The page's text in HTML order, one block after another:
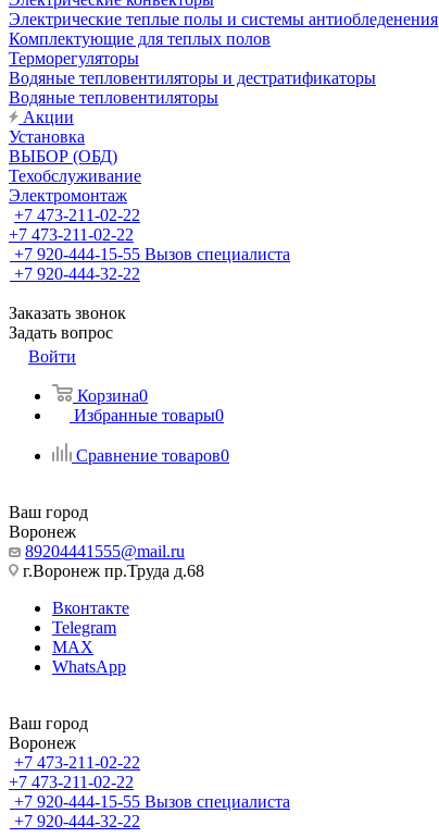
Электрические теплые полы и системы антиобледенения
Комплектующие для теплых полов
Терморегуляторы
Водяные тепловентиляторы и дестратификаторы
Водяные тепловентиляторы
Акции
Установка
ВЫБОР (ОБД)
Техобслуживание
Электромонтаж
+7 473-211-02-22
+7 473-211-02-22
+7 920-444-15-55 Вызов специалиста
+7 920-444-32-22
Заказать звонок
Задать вопрос
Войти
Корзина0
Избранные товары0
Сравнение товаров0
Ваш город
Воронеж
89204441555@mail.ru
г.Воронеж пр.Труда д.68
Вконтакте
Telegram
MAX
WhatsApp
Ваш город
Воронеж
+7 473-211-02-22
+7 473-211-02-22
+7 920-444-15-55 Вызов специалиста
+7 920-444-32-22